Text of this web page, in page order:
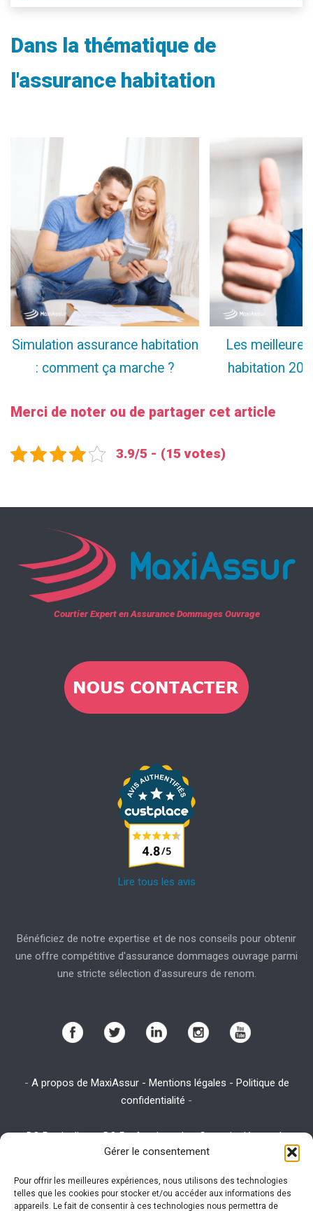
Gérer le consentement
Pour offrir les meilleures expériences, nous utilisons des technologies
telles que les cookies pour stocker et/ou accéder aux informations des
appareils. Le fait de consentir à ces technologies nous permettra de
Dans la thématique de
l'assurance habitation
Simulation assurance habitation
: comment ça marche ?
Les
habitation
Merci de noter ou de partager cet article
3.9/5 - (15 votes)
Courtier Expert en Assurance Dommages Ouvrage
Lire tous les avis
Bénéficiez de notre expertise et de nos conseils pour obtenir
une offre compétitive d'assurance dommages ouvrage parmi
une stricte sélection d'assureurs de renom.
- A propos de MaxiAssur - Mentions légales - Politique de
confidentialité -
-DO Particuliers-DO Professionnels-Garantie décennale-
Assurance emprunteur-Assurance habitation
Assurance RC